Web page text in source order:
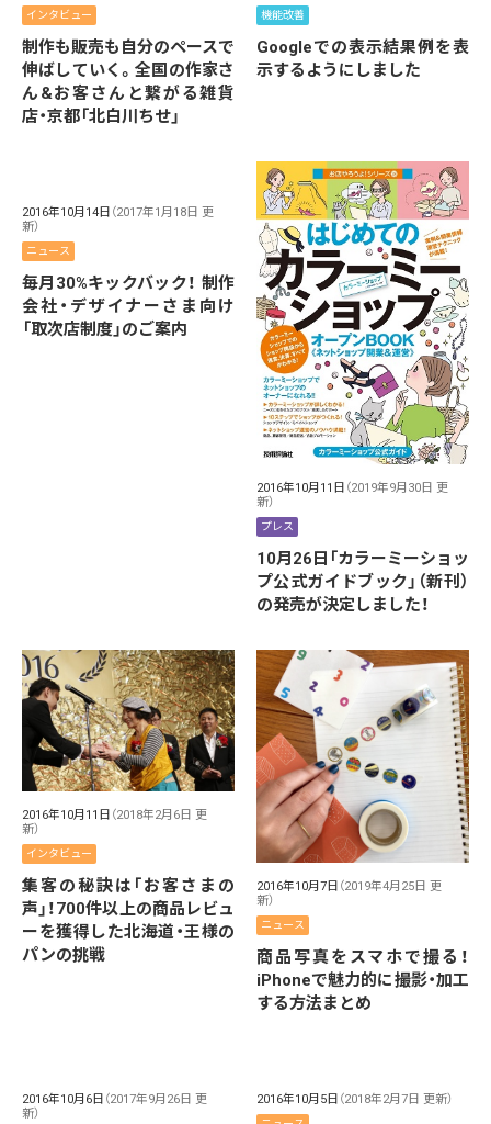
インタビュー
制作も販売も自分のペースで
伸ばしていく。全国の作家さ
ん&お客さんと繋がる雑貨
店・京都「北白川ちせ」
機能改善
Googleでの表示結果例を表
示するようにしました
2016年10月14日 （2017年1月18日 更
新）
ニュース
毎月30%キックバック！ 制作
会社・デザイナーさま向け
「取次店制度」のご案内
2016年10月11日 （2019年9月30日 更
新）
プレス
10月26日「カラーミーショッ
プ公式ガイドブック」（新刊）
の発売が決定しました！
2016年10月11日 （2018年2月6日 更
新）
インタビュー
集客の秘訣は「お客さまの
声」！700件以上の商品レビュ
ーを獲得した北海道・王様の
パンの挑戦
2016年10月7日 （2019年4月25日 更
新）
ニュース
商品写真をスマホで撮る！
iPhoneで魅力的に撮影・加工
する方法まとめ
2016年10月6日 （2017年9月26日 更
新）
2016年10月5日 （2018年2月7日 更新）